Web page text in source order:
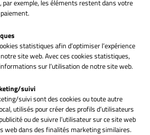
par exemple, les éléments restent dans votre
statistiques afin d’optimiser l’expérience
site web. Avec ces cookies statistiques,
sur l’utilisation de notre site web.
suivi
suivi sont des cookies ou toute autre
utilisés pour créer des profils d’utilisateurs
ou de suivre l’utilisateur sur ce site web
web dans des finalités marketing similaires.